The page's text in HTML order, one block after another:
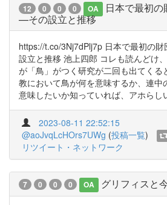
12 0 0 0 OA
日本で最初の
—その設立と推移
https://t.co/3Nj7dPlj7p 日本で最初の
設立と推移 池上四郎 コレも読んどけ
が「鳥」がつく研究が二回も出てくる
教において鳥が何を意味するか、連中
意味したいか知っていれば、アホらし
2023-08-11 22:52:15
@aoJvqLcHOrs7UWg (投稿一覧)
リツイート・ネットワーク
7 0 0 0 OA グリフィスと